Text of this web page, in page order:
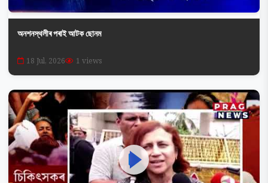
অনশনস্থলীৰ পৰাই আটক ছোনম
18 Jul, 2026 1 views